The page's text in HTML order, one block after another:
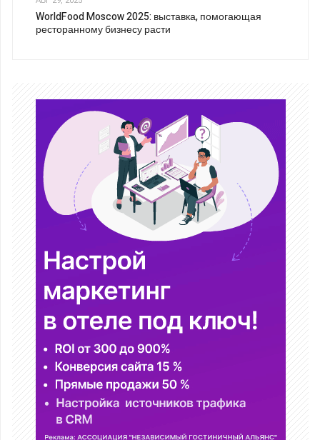
WorldFood Moscow 2025: выставка, помогающая
ресторанному бизнесу расти